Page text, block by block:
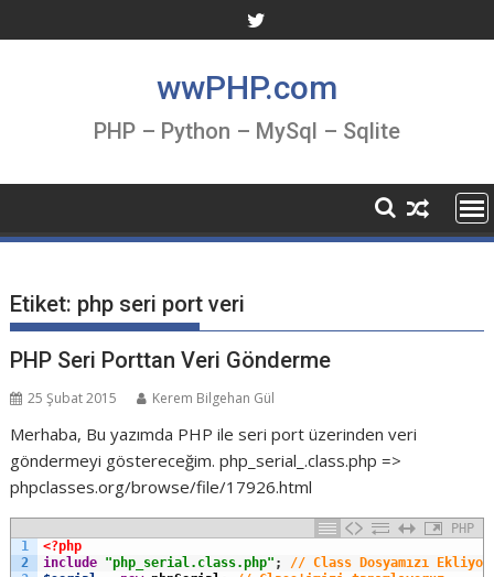
to
wwPHP.com
PHP – Python – MySql – Sqlite
Etiket: php seri port veri
PHP Seri Porttan Veri Gönderme
25 Şubat 2015 Kerem Bilgehan Gül
Merhaba, Bu yazımda PHP ile seri port üzerinden veri
göndermeyi göstereceğim. php_serial_.class.php =>
phpclasses.org/browse/file/17926.html
PHP
1
2
<?php
include "php_serial.class.php" ;
// Class Dosyamızı